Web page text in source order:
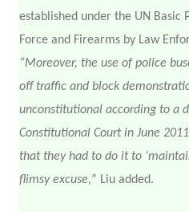
established under the UN Basic
Force and Firearms by Law
“Moreover, the use of police
off traffic and block
unconstitutional according to a
Constitutional Court in June
that they had to do it to
flimsy excuse,” Liu added.